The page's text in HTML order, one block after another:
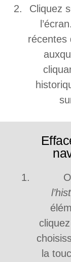
Cliquez
récentes
la